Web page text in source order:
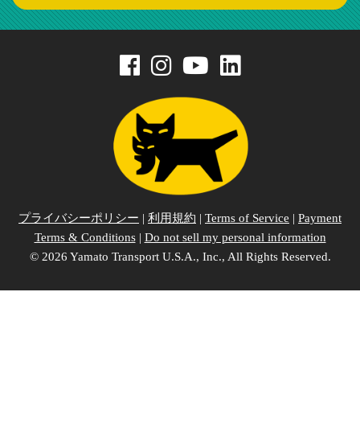
プライバシーポリシー | 利用規約 | Terms of Service | Payment
Terms & Conditions| Do not sell my personal information
© 2026 Yamato Transport U.S.A., Inc., All Rights Reserved.